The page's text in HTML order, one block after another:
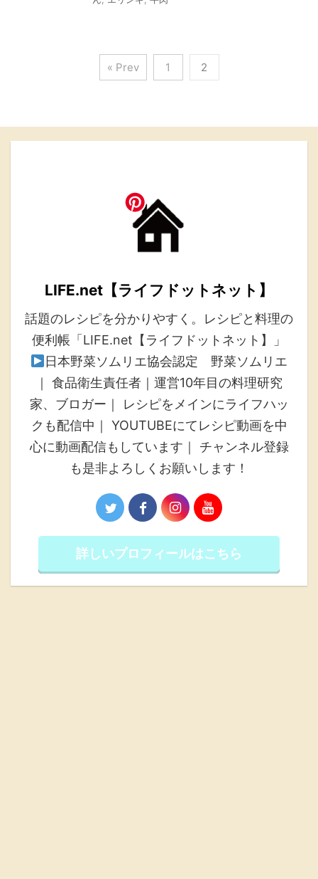
« Prev 1 2
LIFE.net【ライフドットネット】
話題のレシピを分かりやすく。レシピと料理の
便利帳「LIFE.net【ライフドットネット】」
日本野菜ソムリエ協会認定 野菜ソムリエ
｜ 食品衛生責任者｜運営10年目の料理研究
家、ブロガー｜ レシピをメインにライフハッ
クも配信中｜ YOUTUBEにてレシピ動画を中
心に動画配信もしています｜ チャンネル登録
も是非よろしくお願いします！
詳しいプロフィールはこちら